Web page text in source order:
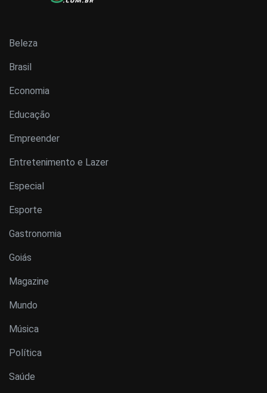
Beleza
Brasil
Economia
Educação
Empreender
Entretenimento e Lazer
Especial
Esporte
Gastronomia
Goiás
Magazine
Mundo
Música
Política
Saúde